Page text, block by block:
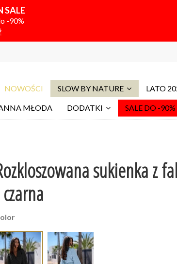
SALE
-90%
NOWOŚCI SLOW BY NATURE LATO
MŁODA DODATKI SALE DO -90%
sukienka z